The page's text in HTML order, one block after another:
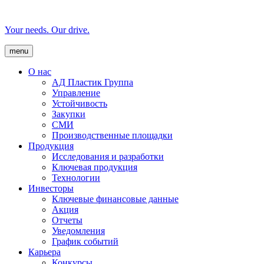
Your needs. Our drive.
menu
О нас
AД Пластик Группа
Управление
Устойчивость
Закупки
СМИ
Производственные площадки
Продукция
Исследования и разработки
Ключевая продукция
Технологии
Инвесторы
Ключевые финансовые данные
Акция
Отчеты
Уведомления
График событий
Карьера